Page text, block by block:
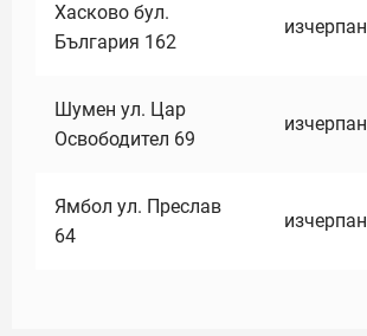
Хасково бул.
България 162
изчерпан
Шумен ул. Цар
Освободител 69
изчерпан
Ямбол ул. Преслав
64
изчерпан